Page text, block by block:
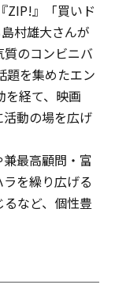
』
「買いド
村雄大さんが
のコンビニバ
題を集めたエン
を経て、映画
活動の場を広げ
最高顧問・富
を繰り広げる
など、個性豊